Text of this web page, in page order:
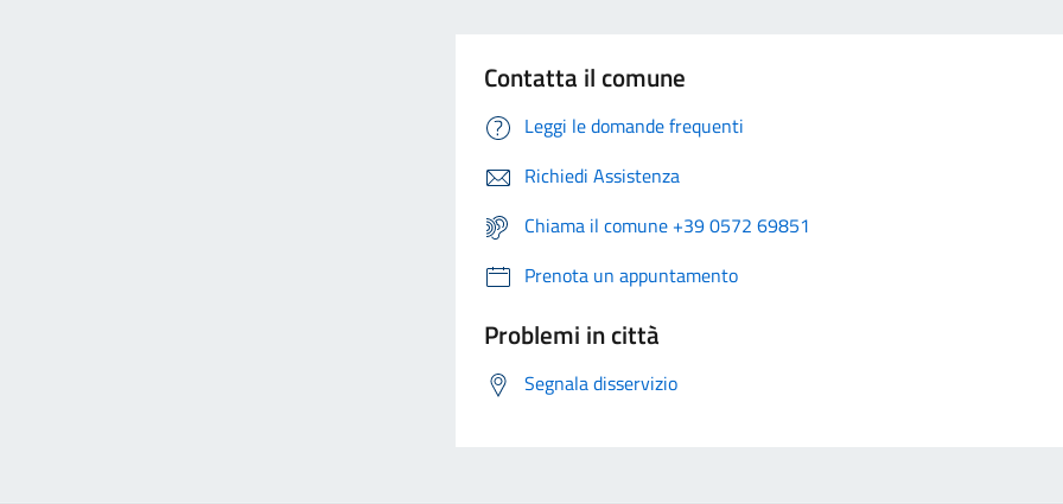
Contatta il comune
Leggi le domande frequenti
Richiedi Assistenza
Chiama il comune +39 0572 69851
Prenota un appuntamento
Problemi in città
Segnala disservizio